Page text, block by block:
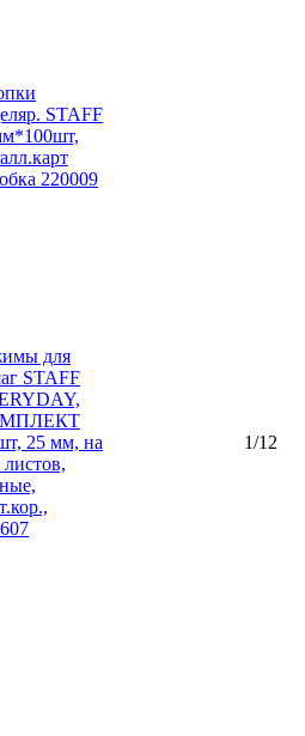
STAFF
220009
для
STAFF
25 мм, на
листов,
1/12